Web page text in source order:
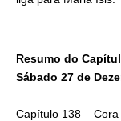
Resumo do
Sábado 27 de
Capítulo 138 –